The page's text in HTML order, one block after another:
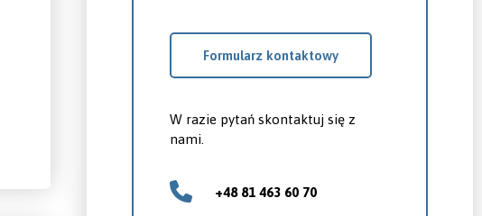
Formularz kontaktowy
W razie pytań skontaktuj się z
nami.
+48 81 463 60 70